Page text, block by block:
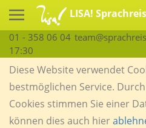
LISA!
01 - 358 06 04
17:30
Diese Website verwendet
bestmöglichen Service.
Cookies stimmen Sie einer
können dies auch hier